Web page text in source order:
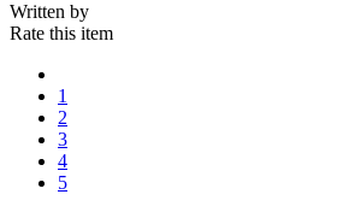
Written by
Rate this item
1
2
3
4
5